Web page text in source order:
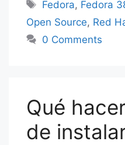
Etiquetas
Fedora, Fedora
Open Source, Red
0 Comments
Qué
de